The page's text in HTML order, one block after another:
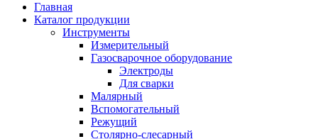
Главная
Каталог продукции
Инструменты
Измерительный
Газосварочное оборудование
Электроды
Для сварки
Малярный
Вспомогательный
Режущий
Столярно-слесарный